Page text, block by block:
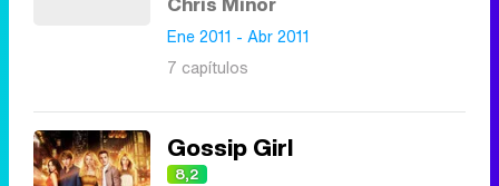
Ene 2011 - Abr 2011
7 capítulos
Gossip Girl
8,2